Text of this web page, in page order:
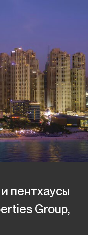
пентхаусы
Group,